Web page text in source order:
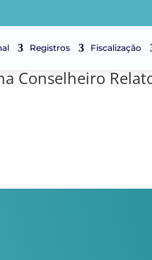
Registros Fiscalização
Conselheiro